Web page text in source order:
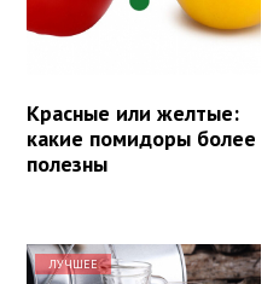
Красные или желтые:
какие помидоры более
полезны
ЛУЧШЕЕ